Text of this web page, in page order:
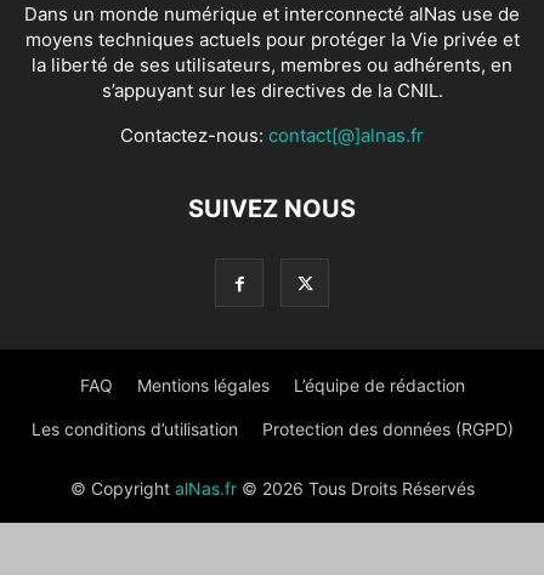
Dans un monde numérique et interconnecté alNas use de
moyens techniques actuels pour protéger la Vie privée et
la liberté de ses utilisateurs, membres ou adhérents, en
s’appuyant sur les directives de la CNIL.
Contactez-nous: contact[@]alnas.fr
SUIVEZ NOUS
FAQ Mentions légales L’équipe de rédaction
Les conditions d’utilisation Protection des données (RGPD)
© Copyright alNas.fr© 2026 Tous Droits Réservés